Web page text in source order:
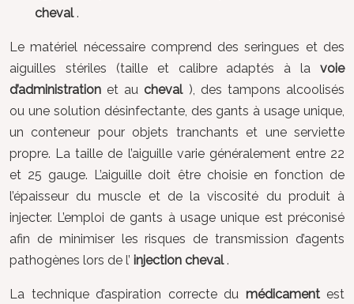
cheval.
Le matériel nécessaire comprend des seringues et des
aiguilles stériles (taille et calibre adaptés à la voie
d’administrationet au cheval ), des tampons alcoolisés
ou une solution désinfectante, des gants à usage unique,
un conteneur pour objets tranchants et une serviette
propre. La taille de l’aiguille varie généralement entre 22
et 25 gauge. L’aiguille doit être choisie en fonction de
l’épaisseur du muscle et de la viscosité du produit à
injecter. L’emploi de gants à usage unique est préconisé
afin de minimiser les risques de transmission d’agents
pathogènes lors de l’ injection cheval.
La technique d’aspiration correcte du médicament est